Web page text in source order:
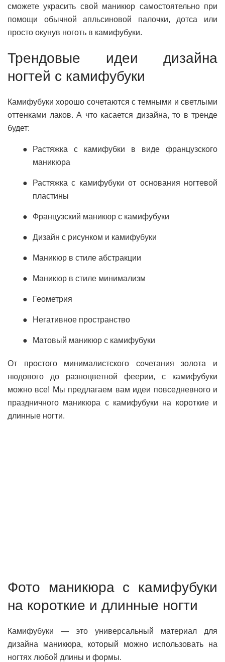
сможете украсить свой маникюр самостоятельно при
помощи обычной апльсиновой палочки, дотса или
просто окунув ноготь в камифубуки.
Трендовые идеи дизайна
ногтей с камифубуки
Камифубуки хорошо сочетаются с темными и светлыми
оттенками лаков. А что касается дизайна, то в тренде
будет:
Растяжка с камифубки в виде французского
маникюра
Растяжка с камифубуки от основания ногтевой
пластины
Французский маникюр с камифубуки
Дизайн с рисунком и камифубуки
Маникюр в стиле абстракции
Маникюр в стиле минимализм
Геометрия
Негативное пространство
Матовый маникюр с камифубуки
От простого минималистского сочетания золота и
нюдового до разноцветной феерии, с камифубуки
можно все! Мы предлагаем вам идеи повседневного и
праздничного маникюра с камифубуки на короткие и
длинные ногти.
Фото маникюра с камифубуки
на короткие и длинные ногти
Камифубуки — это универсальный материал для
дизайна маникюра, который можно использовать на
ногтях любой длины и формы.